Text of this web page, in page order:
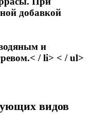
добавкой
и
/ li> < / ul>
видов